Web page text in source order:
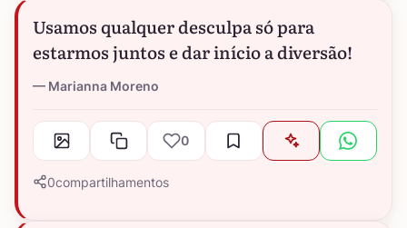
Usamos qualquer desculpa só para
estarmos juntos e dar início a diversão!
Marianna Moreno
0
0compartilhamentos